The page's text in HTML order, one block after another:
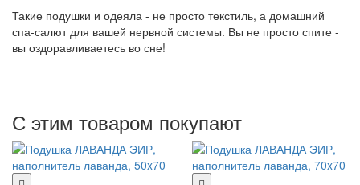
Такие подушки и одеяла - не просто текстиль, а домашний
спа-салют для вашей нервной системы. Вы не просто спите -
вы оздоравливаетесь во сне!
С этим товаром покупают